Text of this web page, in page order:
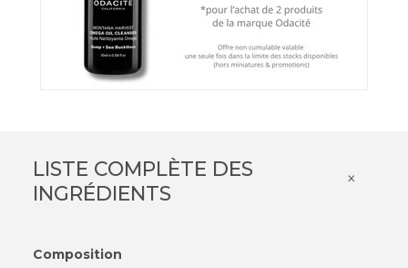
LISTE COMPLÈTE DES
INGRÉDIENTS
×
Composition